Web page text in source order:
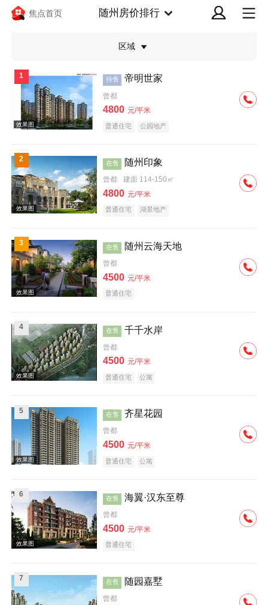
焦点首页 随州房价排行
区域
1 待售 帝明世家
曾都
4800 元/平米
普通住宅 公园地产
效果图
2 在售 随州印象
曾都 建面 114-150㎡
4800 元/平米
普通住宅 湖景地产
效果图
3 在售 随州云海天地
曾都
4500 元/平米
普通住宅
效果图
4 在售 千千水岸
曾都
4500 元/平米
普通住宅 公寓
5 在售 齐星花园
曾都
4500 元/平米
普通住宅 公寓
6 在售 海翼·汉东至尊
曾都
4500 元/平米
普通住宅
7 在售 随园嘉墅
曾都